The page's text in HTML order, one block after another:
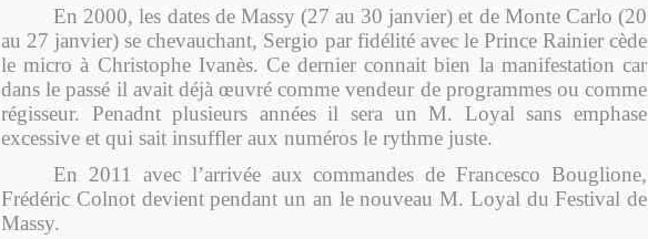
En 2000, les dates de Massy (27 au 30 janvier) et de Monte Carlo (20
au 27 janvier) se chevauchant, Sergio par fidélité avec le Prince Rainier cède
le micro à Christophe Ivanès. Ce dernier connait bien la manifestation car
dans le passé il avait déjà œuvré comme vendeur de programmes ou comme
régisseur. Penadnt plusieurs années il sera un M. Loyal sans emphase
excessive et qui sait insuffler aux numéros le rythme juste.
En 2011 avec l’arrivée aux commandes de Francesco Bouglione,
Frédéric Colnot devient pendant un an le nouveau M. Loyal du Festival de
Massy.